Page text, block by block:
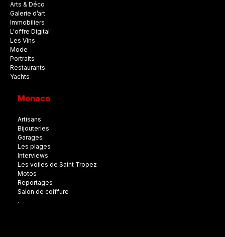
Arts & Déco
Galerie d’art
Immobiliers
L'offre Digital
Les Vins
Mode
Portraits
Restaurants
Yachts
Monaco
Artisans
Bijouteries
Garages
Les plages
Interviews
Les voiles de Saint Tropez
Motos
Reportages
Salon de coiffure
.